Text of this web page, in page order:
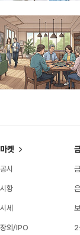
마켓
공시
시황
시세
장외/IPO 2